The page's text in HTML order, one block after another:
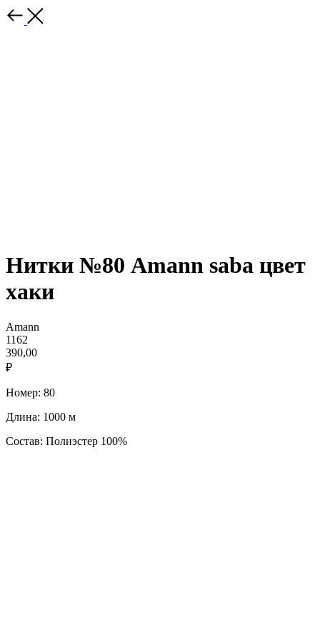
Нитки №80 Amann saba цвет
хаки
Amann
1162
390,00
₽
Номер: 80
Длина: 1000 м
Состав: Полиэстер 100%